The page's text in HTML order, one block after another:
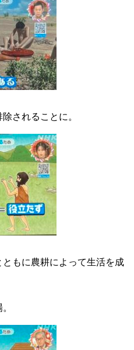
されることに。
もに農耕によって生活を成